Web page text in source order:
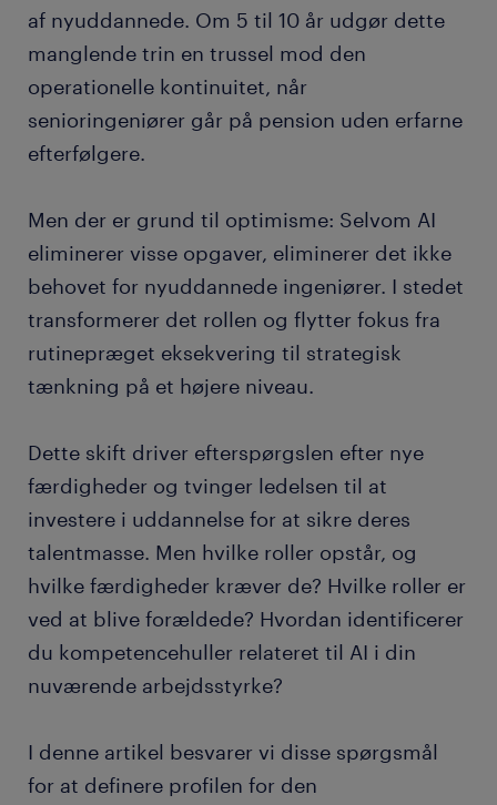
af nyuddannede. Om 5 til 10 år udgør dette
manglende trin en trussel mod den
operationelle kontinuitet, når
senioringeniører går på pension uden erfarne
efterfølgere.
Men der er grund til optimisme: Selvom AI
eliminerer visse opgaver, eliminerer det ikke
behovet for nyuddannede ingeniører. I stedet
transformerer det rollen og flytter fokus fra
rutinepræget eksekvering til strategisk
tænkning på et højere niveau.
Dette skift driver efterspørgslen efter nye
færdigheder og tvinger ledelsen til at
investere i uddannelse for at sikre deres
talentmasse. Men hvilke roller opstår, og
hvilke færdigheder kræver de? Hvilke roller er
ved at blive forældede? Hvordan identificerer
du kompetencehuller relateret til AI i din
nuværende arbejdsstyrke?
I denne artikel besvarer vi disse spørgsmål
for at definere profilen for den